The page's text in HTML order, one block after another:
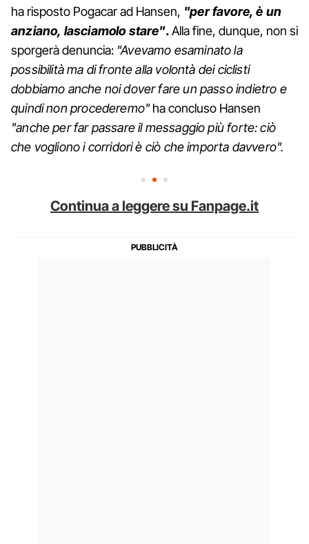
ha risposto Pogacar ad Hansen, "per favore, è un
anziano, lasciamolo stare".Alla fine, dunque, non si
sporgerà denuncia: "Avevamo esaminato la
possibilità ma di fronte alla volontà dei ciclisti
dobbiamo anche noi dover fare un passo indietro e
quindi non procederemo"ha concluso Hansen
"anche per far passare il messaggio più forte: ciò
che vogliono i corridori è ciò che importa davvero".
Continua a leggere su Fanpage.it